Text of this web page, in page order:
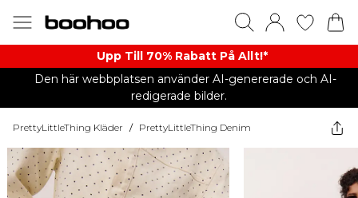
Upp Till 70% Rabatt På Allt!*
Den här webbplatsen använder AI-genererade och AI-
redigerade bilder.
PrettyLittleThing Kläder / PrettyLittleThing Denim